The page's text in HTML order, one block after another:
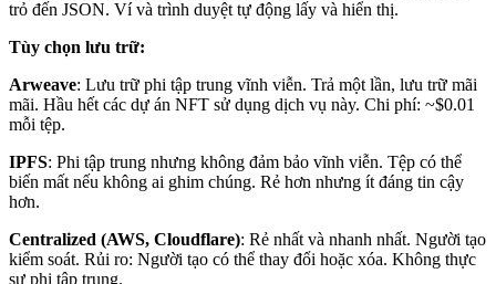
trỏ đến JSON. Ví và trình duyệt tự động lấy và hiển thị.
Tùy chọn lưu trữ:
Arweave: Lưu trữ phi tập trung vĩnh viễn. Trả một lần, lưu trữ mãi
mãi. Hầu hết các dự án NFT sử dụng dịch vụ này. Chi phí: ~$0.01
mỗi tệp.
IPFS: Phi tập trung nhưng không đảm bảo vĩnh viễn. Tệp có thể
biến mất nếu không ai ghim chúng. Rẻ hơn nhưng ít đáng tin cậy
hơn.
Centralized (AWS, Cloudflare): Rẻ nhất và nhanh nhất. Người tạo
kiểm soát. Rủi ro: Người tạo có thể thay đổi hoặc xóa. Không thực
sự phi tập trung.